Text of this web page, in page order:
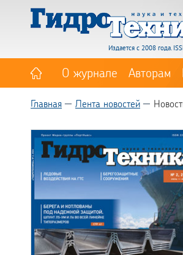
Издается с 2008 года.
О журнале Авторам
Главная Лента новостей